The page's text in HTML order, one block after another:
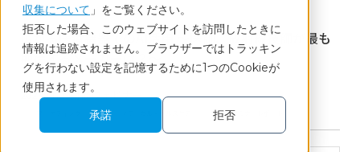
収集について 」をご覧ください。
拒否した場合、このウェブサイトを訪問したときに
情報は追跡されません。ブラウザーではトラッキン
グを行わない設定を記憶するために1つのCookieが
使用されます。
承諾
拒否
Report
広がる医療機器でのAI活用 ～医師、放射線技師が最も
期待するメーカーは？～
2023.11.29開催ウェビナー
セミナーレポート